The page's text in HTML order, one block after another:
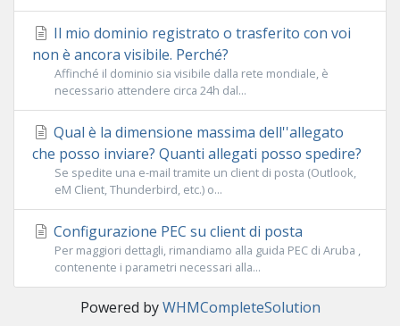
Il mio dominio registrato o trasferito con voi
non è ancora visibile. Perché?
Affinché il dominio sia visibile dalla rete mondiale, è
necessario attendere circa 24h dal...
Qual è la dimensione massima dell''allegato
che posso inviare? Quanti allegati posso spedire?
Se spedite una e-mail tramite un client di posta (Outlook,
eM Client, Thunderbird, etc.) o...
Configurazione PEC su client di posta
Per maggiori dettagli, rimandiamo alla guida PEC di Aruba ,
contenente i parametri necessari alla...
Powered byWHMCompleteSolution